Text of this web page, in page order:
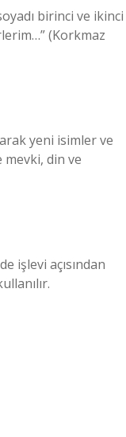
birinci ve ikinci
(Korkmaz
yeni isimler ve
din ve
işlevi açısından